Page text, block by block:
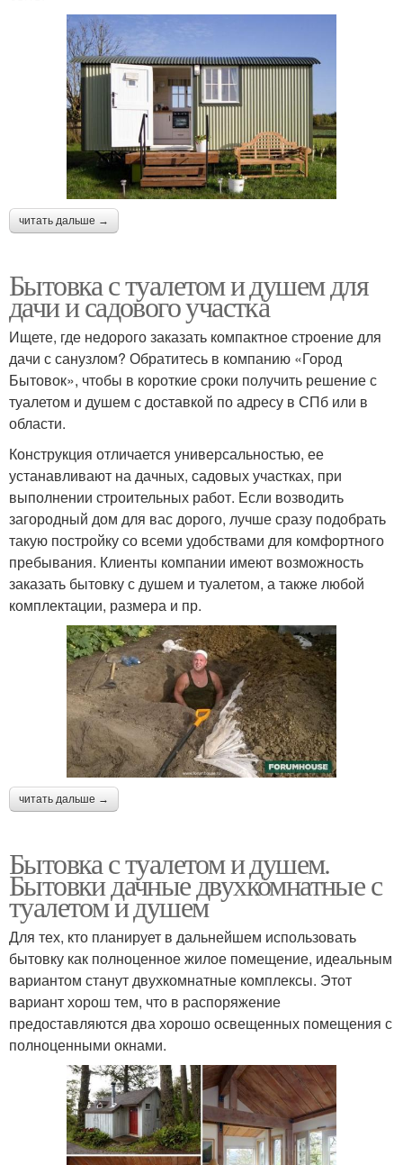
читать дальше →
Бытовка с туалетом и душем для
дачи и садового участка
Ищете, где недорого заказать компактное строение для
дачи с санузлом? Обратитесь в компанию «Город
Бытовок», чтобы в короткие сроки получить решение с
туалетом и душем с доставкой по адресу в СПб или в
области.
Конструкция отличается универсальностью, ее
устанавливают на дачных, садовых участках, при
выполнении строительных работ. Если возводить
загородный дом для вас дорого, лучше сразу подобрать
такую постройку со всеми удобствами для комфортного
пребывания. Клиенты компании имеют возможность
заказать бытовку с душем и туалетом, а также любой
комплектации, размера и пр.
читать дальше →
Бытовка с туалетом и душем.
Бытовки дачные двухкомнатные с
туалетом и душем
Для тех, кто планирует в дальнейшем использовать
бытовку как полноценное жилое помещение, идеальным
вариантом станут двухкомнатные комплексы. Этот
вариант хорош тем, что в распоряжение
предоставляются два хорошо освещенных помещения с
полноценными окнами.